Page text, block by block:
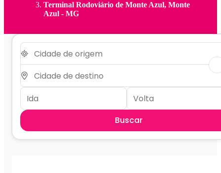
Terminal Rodoviário de Monte Azul, Monte
Azul - MG
Buscar